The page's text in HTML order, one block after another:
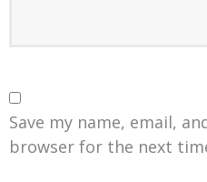
Save my name, email,
browser for the next